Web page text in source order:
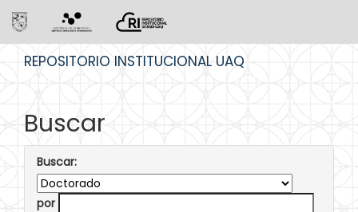
REPOSITORIO INSTITUCIONAL UAQ
Buscar
Buscar:
por